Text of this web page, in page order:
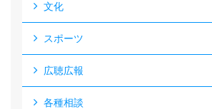
文化
スポーツ
広聴広報
各種相談